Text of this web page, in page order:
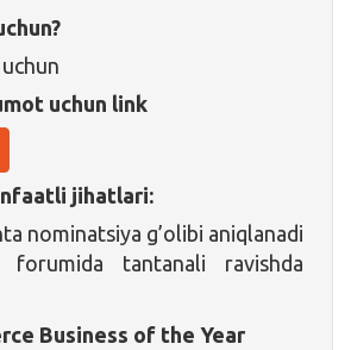
uchun link
jihatlari:
nominatsiya g’olibi aniqlanadi
forumida tantanali ravishda
Business of the Year